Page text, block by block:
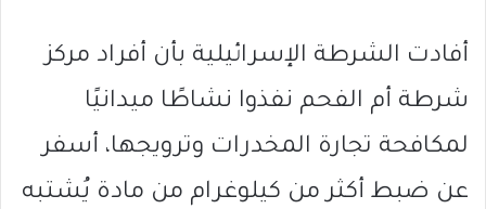
أفادت الشرطة الإسرائيلية بأن أفراد مركز
شرطة أم الفحم نفذوا نشاطًا ميدانيًا
لمكافحة تجارة المخدرات وترويجها، أسفر
عن ضبط أكثر من كيلوغرام من مادة يُشتبه